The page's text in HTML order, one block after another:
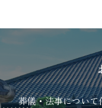
葬儀・法事につい